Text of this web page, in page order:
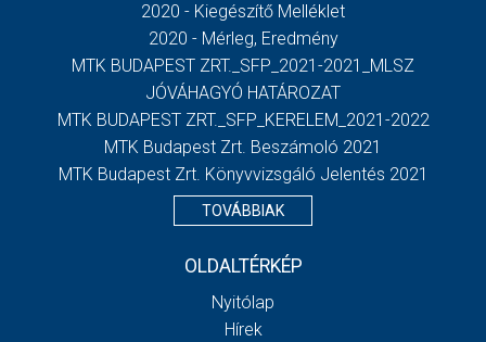
2020 - Kiegészítő Melléklet
2020 - Mérleg, Eredmény
MTK BUDAPEST ZRT._SFP_2021-2021_MLSZ
JÓVÁHAGYÓ HATÁROZAT
MTK BUDAPEST ZRT._SFP_KERELEM_2021-2022
MTK Budapest Zrt. Beszámoló 2021
MTK Budapest Zrt. Könyvvizsgáló Jelentés 2021
TOVÁBBIAK
OLDALTÉRKÉP
Nyitólap
Hírek